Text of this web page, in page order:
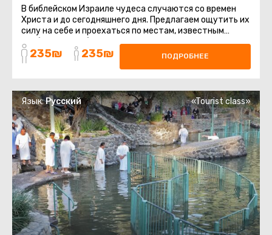
В библейском Израиле чудеса случаются со времен
Христа и до сегодняшнего дня. Предлагаем ощутить их
силу на себе и проехаться по местам, известным
необычными событиями ...
235₪ 235₪ ПОДРОБНЕЕ
Язык:Русский «Tourist class»